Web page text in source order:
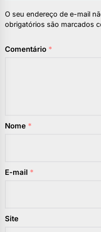
O seu endereço de e-mail
obrigatórios são marcados
Comentário *
Nome *
E-mail *
Site